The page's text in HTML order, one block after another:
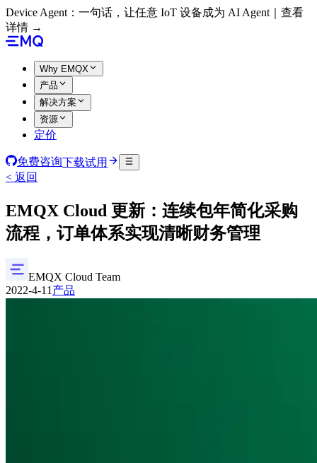
Device Agent：一句话，让任意 IoT 设备成为 AI Agent｜查看
详情 →
Why EMQX
产品
解决方案
资源
定价
免费咨询下载试用
< 返回
EMQX Cloud 更新：连续包年简化采购
流程，订单体系实现清晰财务管理
EMQX Cloud Team
2022-4-11产品